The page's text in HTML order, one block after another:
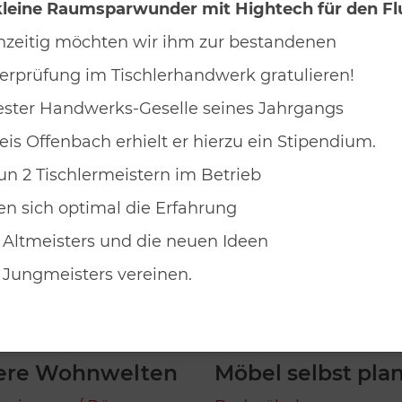
Wohnwelten Möbel selbst
Raumsparwunder mit Hightech für den
möchten wir ihm zur bestandenen
im Tischlerhandwerk gratulieren!
Handwerks-Geselle seines Jahrgangs
Offenbach erhielt er hierzu ein Stipendium.
2 Tischlermeistern im Betrieb
sich optimal die Erfahrung
Altmeisters und die neuen Ideen
Jungmeisters vereinen.